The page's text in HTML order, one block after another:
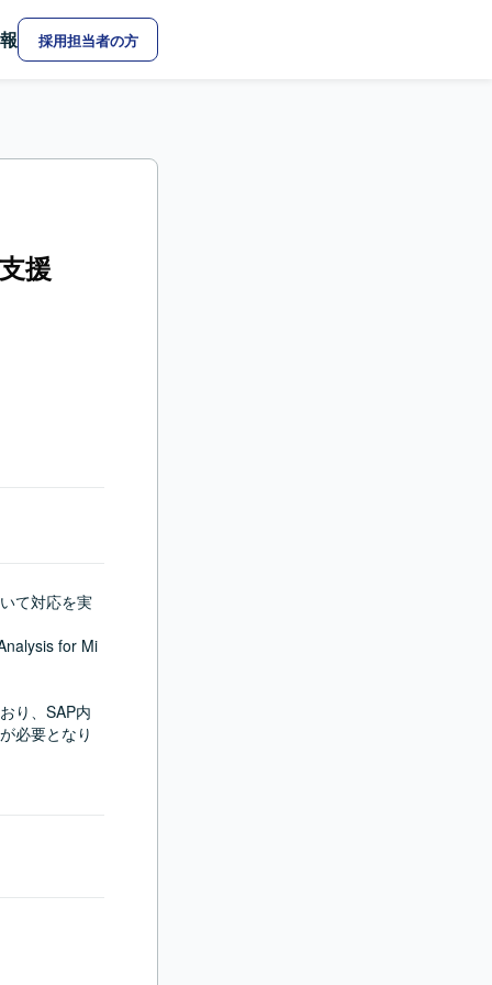
採用担当者の方
援
て対応を実
for Mi
り、SAP内
必要となり